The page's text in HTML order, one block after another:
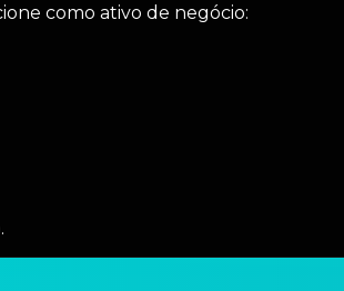
como ativo de negócio: